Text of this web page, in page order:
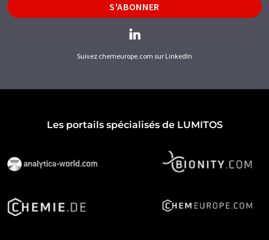
S'ABONNER
Suivez chemeurope.com sur LinkedIn
Les portails spécialisés de LUMITOS